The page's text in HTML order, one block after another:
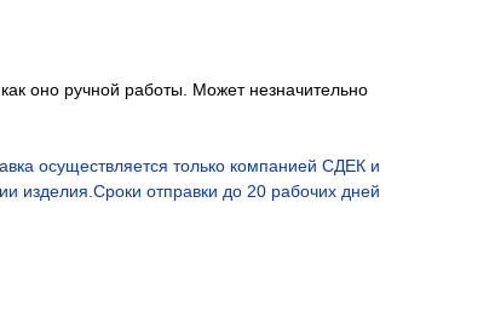
оно ручной работы. Может незначительно
осуществляется только компанией СДЕК и
изделия.Сроки отправки до 20 рабочих дней